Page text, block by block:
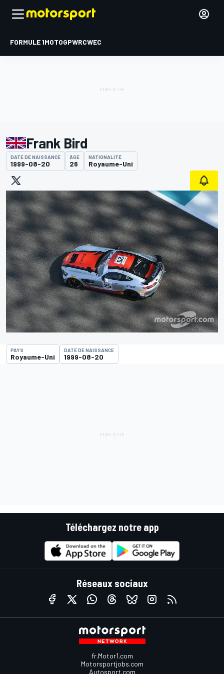
FORMULE 1MOTOGPWRCWEC
Frank Bird
DATE DE NAISSANCE
1999-08-20
ÂGE
26
NATIONALITÉ
Royaume-Uni
PAYS
Royaume-Uni
DATE DE NAISSANCE
1999-08-20
Téléchargez notre app
Réseaux sociaux
fr.Motor1.com
Motorsportjobs.com
Autosport.com